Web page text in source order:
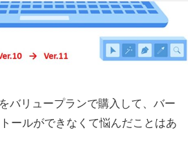
バリュープランで購入して、バー
ールができなくて悩んだことはあ